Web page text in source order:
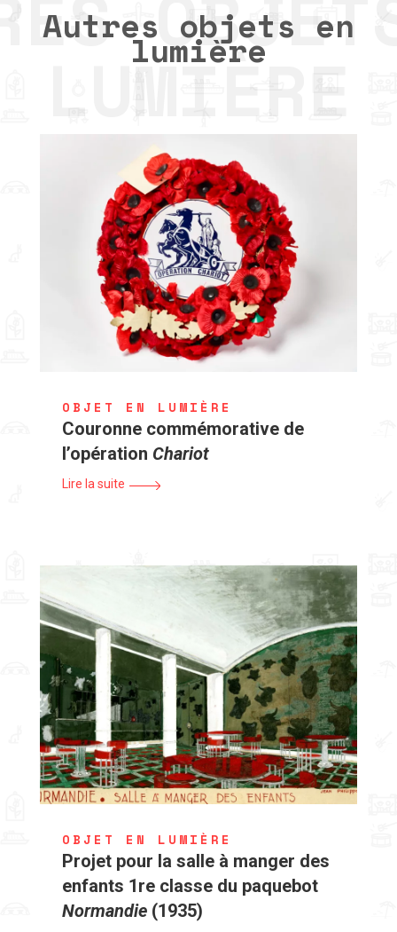
Autres objets en
lumière
OBJET EN LUMIÈRE
Couronne commémorative de
l’opération Chariot
Lire la suite
OBJET EN LUMIÈRE
Projet pour la salle à manger des
enfants 1re classe du paquebot
Normandie (1935)